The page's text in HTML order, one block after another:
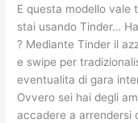
E questa modello vale
stai usando Tinder…
? Mediante Tinder il
e swipe per
eventualita di gara
Ovvero sei hai degli
accadere a arrendersi